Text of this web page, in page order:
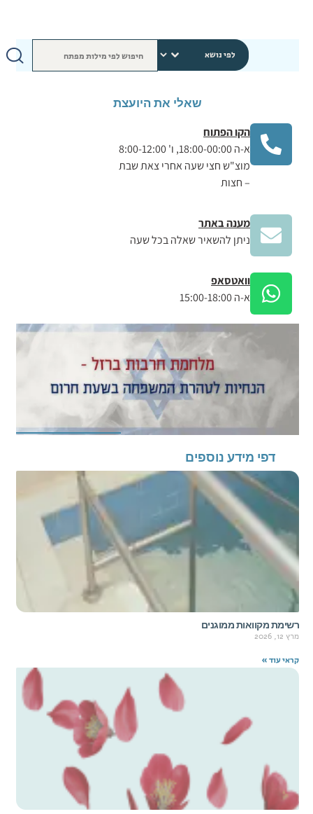
שאלי את היועצת
הקו הפתוח
א-ה 18:00-00:00, ו' 8:00-12:00
מוצ"ש חצי שעה אחרי צאת שבת
– חצות
מענה באתר
ניתן להשאיר שאלה בכל שעה
וואטסאפ
א-ה 15:00-18:00
דפי מידע נוספים
רשימת מקוואות ממוגנים
מרץ 12, 2026
קראי עוד »